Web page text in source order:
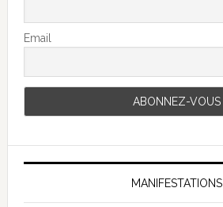
Email
MANIFESTATIONS